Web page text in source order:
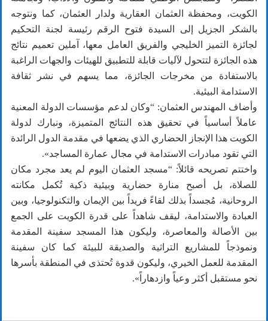
الكويت، ومحفظة العثمان العقارية ولدار العثمان، كما ونتوجه
بالشكر الجزيل إلى السيدة فتوح الرقم رئيسة لجنة التحكيم
لجائزة التميز الخليجي والفريق العامل معها، آملين تعميم نتائج
هذه الجائزة لتتحول لآليات قابلة للتطبيق للهيئات والجهات الراغبة
بالاستفادة من مخرجات الجائزة، مما يسهم في نشر ثقافة
الاستدامة البيئية.
وأضاف المهندس العثمان: “وكان لدعم مؤسسات الدولة المعنية
عاملاً أساسياً في تحقيق هذه النتائج المتميزة، ونبارك لدولة
الكويت هذا الإنجاز الحضاري الذي يضعها في مقدمة الدول الرائدة
التي تقود مبادرات الاستدامة في مجال عمارة المساجد».
واختتم تصريحه قائلاً: “مسجد العثمان اليوم لم يعد مجرد مكان
للصلاة، بل أصبح منارة حضارية وبيئية ذكية تُكمل مكانته
الروحانية، مُجسداً بذلك لقاءً فريداً بين الإيمان والتكنولوجيا، وبين
العبادة والاستدامة، ليقف شاهداً على قدرة الكويت على الجمع
بين الأصالة والمعاصرة، وليكون هذا المسجد سفينة المقدمة
ونموذجاً للمشاريع التراثية والصديقة للبيئة كما كان سفينة
المقدمة للعمل الخيري، وليكون قدوة تُحتذى في المنطقة بأسرها
نحو مستقبل أكثر وعياً وازدهاراً».